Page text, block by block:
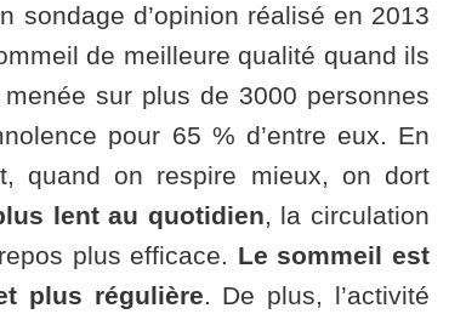
sondage d’opinion réalisé en 2013
de meilleure qualité quand ils
sur plus de 3000 personnes
pour 65 % d’entre eux. En
quand on respire mieux, on dort
lent au quotidien, la circulation
plus efficace. Le sommeil est
plus régulière. De plus, l’activité